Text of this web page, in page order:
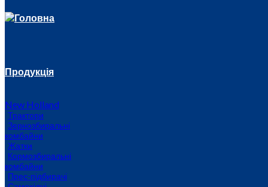
Головна
Продукція
New Holland
Трактори
Зернозбиральні
комбайни
Жатки
Кормозбиральні
комбайни
Прес-підбирачі